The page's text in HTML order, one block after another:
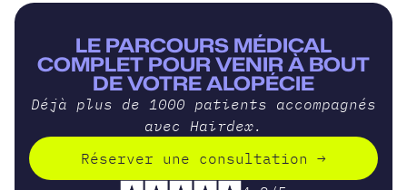
LE PARCOURS MÉDICAL
COMPLET POUR VENIR À BOUT
DE VOTRE ALOPÉCIE
Déjà plus de 1000 patients accompagnés
avec Hairdex.
Réserver une consultation →